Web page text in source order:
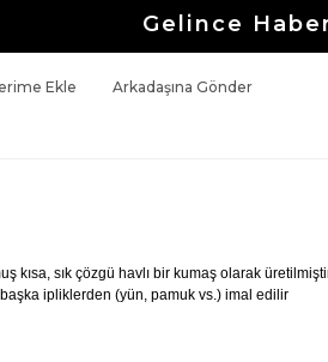
Gelince
Ekle Arkadaşına Gönder
sık çözgü havlı bir kumaş olarak
ipliklerden (yün, pamuk vs.) imal edilir